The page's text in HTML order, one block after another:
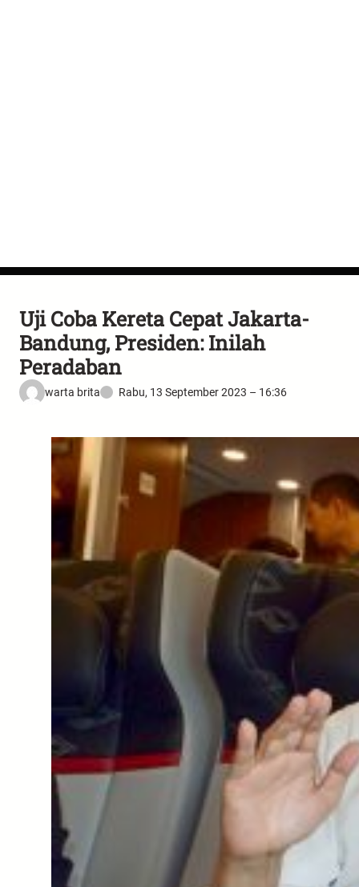
Uji Coba Kereta Cepat Jakarta-
Bandung, Presiden: Inilah
Peradaban
warta brita Rabu, 13 September 2023 – 16:36